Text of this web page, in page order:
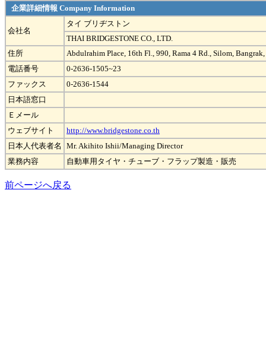
企業詳細情報 Company Information
会社名
タイ ブリヂストン
THAI BRIDGESTONE CO., LTD.
住所
Abdulrahim Place, 16th Fl., 990, Rama 4 Rd., Silom,
電話番号
0-2636-1505~23
ファックス
0-2636-1544
日本語窓口
Ｅメール
ウェブサイト
http://www.bridgestone.co.th
日本人代表者名
Mr. Akihito Ishii/Managing Director
業務内容
自動車用タイヤ・チューブ・フラップ製造・販売
前ページへ戻る